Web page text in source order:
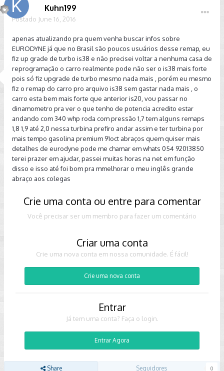
Kuhn199
Postado June 16, 2016
apenas atualizando pra quem venha buscar infos sobre
EURODYNE já que no Brasil são poucos usuários desse remap, eu
fiz up grade de turbo is38 e não precisei voltar a nenhuma casa de
reprogramação o carro realmente pode não ser o is38 mais forte
pois só fiz upgrade de turbo mesmo nada mais , porém eu mesmo
fiz o remap do carro pro arquivo is38 sem gastar nada mais , o
carro esta bem mais forte que anterior is20, vou passar no
dinamometro pra ver o que tenho de potencia acredito estar
andando com 340 whp roda com pressão 1,7 tem alguns remaps
1,8 1,9 até 2,0 nessa turbina prefiro andar assim e ter turbina por
mais tempo gasolina premium 91oct abraços quem quiser mais
detalhes de eurodyne pode me chamar em whats 054 92013850
terei prazer em ajudar, passei muitas horas na net em função
disso e isso até foi bom pra mmelhorar o meu inglês grande
abraço aos colegas
Crie uma conta ou entre para comentar
Você precisar ser um membro para fazer um comentário
Criar uma conta
Crie uma nova conta em nossa comunidade. É fácil!
Crie uma nova conta
Entrar
Já tem uma conta? Faça o login.
Entrar Agora
Share Seguidores 0